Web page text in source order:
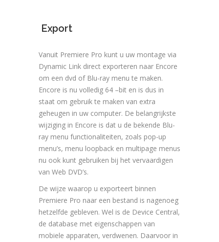
Export
Vanuit Premiere Pro kunt u uw montage via
Dynamic Link direct exporteren naar Encore
om een dvd of Blu-ray menu te maken.
Encore is nu volledig 64 –bit en is dus in
staat om gebruik te maken van extra
geheugen in uw computer. De belangrijkste
wijziging in Encore is dat u de bekende Blu-
ray menu functionaliteiten, zoals pop-up
menu’s, menu loopback en multipage menus
nu ook kunt gebruiken bij het vervaardigen
van Web DVD’s.
De wijze waarop u exporteert binnen
Premiere Pro naar een bestand is nagenoeg
hetzelfde gebleven. Wel is de Device Central,
de database met eigenschappen van
mobiele apparaten, verdwenen. Daarvoor in